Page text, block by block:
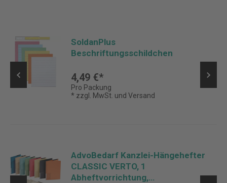
SoldanPlus
Beschriftungsschildchen
4,49 €*
Pro Packung
* zzgl. MwSt. und Versand
AdvoBedarf Kanzlei-Hängehefter
CLASSIC VERTO, 1
Abheftvorrichtung,